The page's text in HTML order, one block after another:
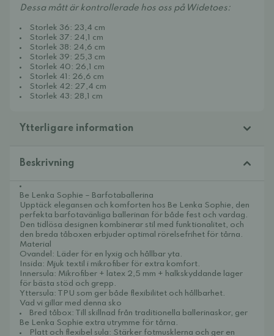
Dessa mått är kontrollerade hos oss på Widetoes:
Storlek 36: 23,4 cm
Storlek 37: 24,1 cm
Storlek 38: 24,6 cm
Storlek 39: 25,3 cm
Storlek 40: 26,1 cm
Storlek 41: 26,6 cm
Storlek 42: 27,4 cm
Storlek 43: 28,1 cm
Ytterligare information
Beskrivning
Be Lenka Sophie – Barfotaballerina
Upptäck elegansen och komforten hos Be Lenka Sophie, den
perfekta barfotavänliga ballerinan för både fest och vardag.
Den tidlösa designen kombinerar stil med funktionalitet, och
den breda tåboxen erbjuder optimal rörelsefrihet för tårna.
Material
Ovandel: Läder för en lyxig och hållbar yta.
Insida: Mjuk textil i mikrofiber för extra komfort.
Innersula: Mikrofiber + latex 2,5 mm + halkskyddande lager
för bästa stöd och grepp.
Yttersula: TPU som ger både flexibilitet och hållbarhet.
Vad vi gillar med denna sko
Bred tåbox: Till skillnad från traditionella ballerinaskor, ger
Be Lenka Sophie extra utrymme för tårna.
Platt och flexibel sula: Stärker fotmusklerna och ger en